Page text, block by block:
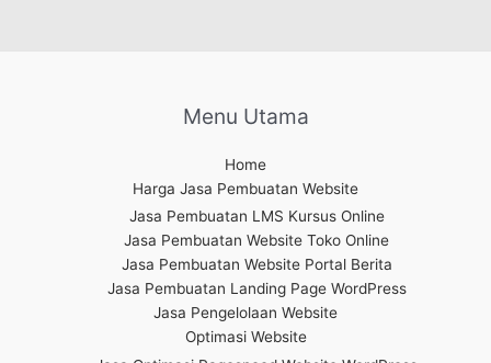
Menu Utama
Home
Harga Jasa Pembuatan Website
Jasa Pembuatan LMS Kursus Online
Jasa Pembuatan Website Toko Online
Jasa Pembuatan Website Portal Berita
Jasa Pembuatan Landing Page WordPress
Jasa Pengelolaan Website
Optimasi Website